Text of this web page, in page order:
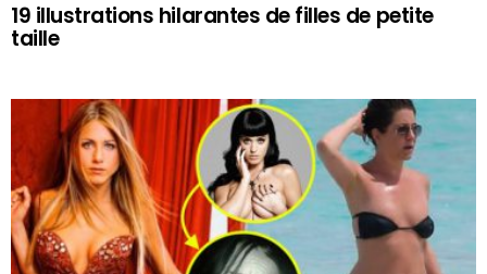
19 illustrations hilarantes de filles de petite
taille